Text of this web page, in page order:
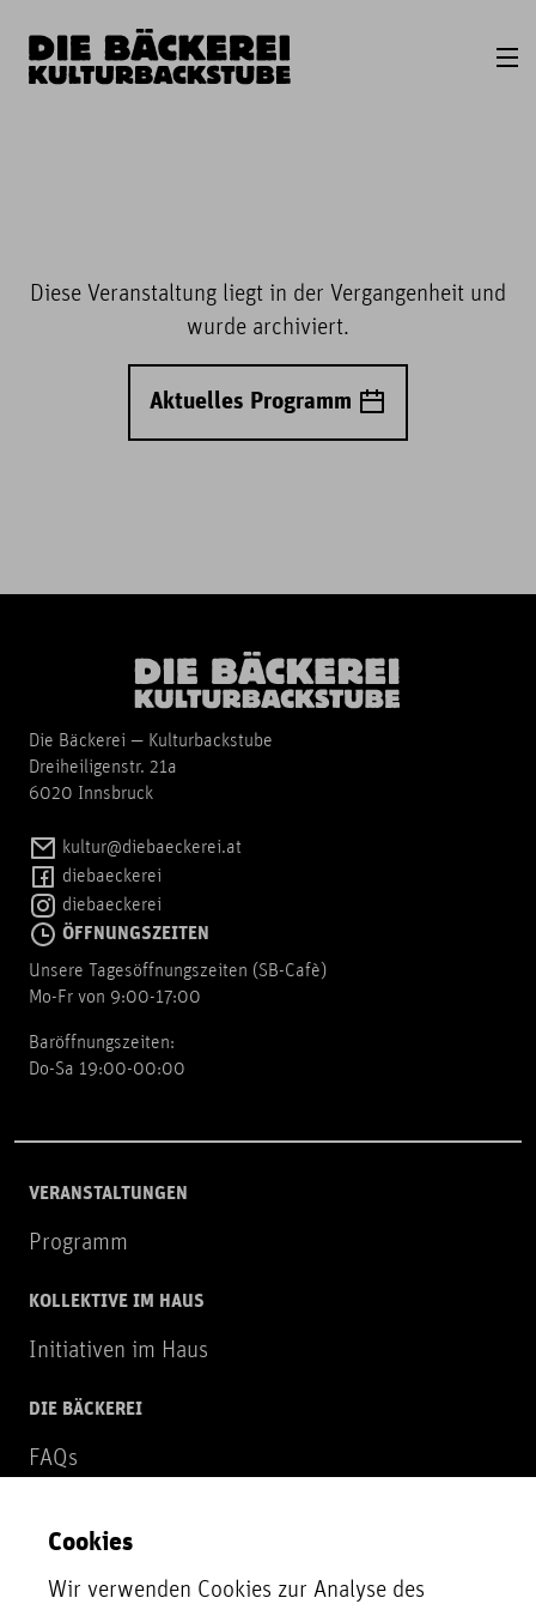
Diese Veranstaltung liegt in der Vergangenheit und
wurde archiviert.
Aktuelles Programm
Die Bäckerei — Kulturbackstube
Dreiheiligenstr. 21a
6020 Innsbruck
kultur@diebaeckerei.at
diebaeckerei
diebaeckerei
ÖFFNUNGSZEITEN
Unsere Tagesöffnungszeiten (SB-Cafè)
Mo-Fr von 9:00-17:00
Baröffnungszeiten:
Do-Sa 19:00-00:00
VERANSTALTUNGEN
Programm
KOLLEKTIVE IM HAUS
Initiativen im Haus
DIE BÄCKEREI
FAQs
NEWSLETTER
Zur Newsletter Anmeldung
Cookies
Wir verwenden Cookies zur Analyse des